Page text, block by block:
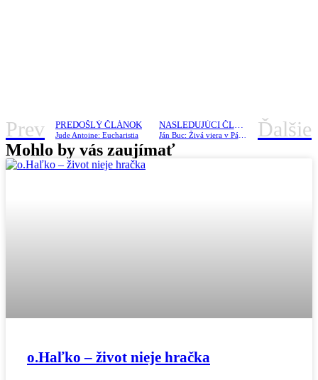
Prev PREDOŠLÝ ČLÁNOK
Jude Antoine: Eucharistia
NASLEDUJÚCI ČLÁNOK
Ján Buc: Živá viera v Pána Ježiša v mojom živote Ďalšie
Mohlo by vás zaujímať
o.Haľko – život nieje hračka